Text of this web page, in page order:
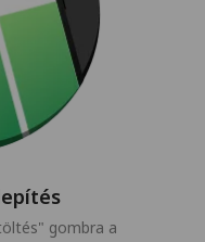
gombra a